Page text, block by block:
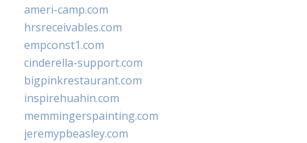
ameri-camp.com
hrsreceivables.com
empconst1.com
cinderella-support.com
bigpinkrestaurant.com
inspirehuahin.com
memmingerspainting.com
jeremypbeasley.com